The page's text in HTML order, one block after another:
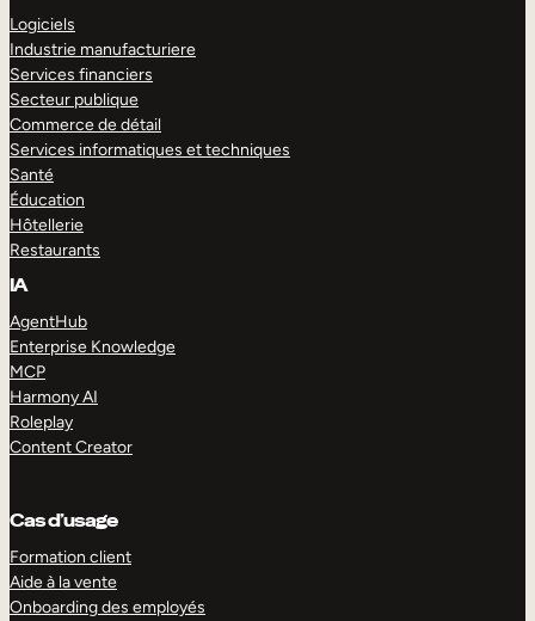
Logiciels
Industrie manufacturiere
Services financiers
Secteur publique
Commerce de détail
Services informatiques et techniques
Santé
Éducation
Hôtellerie
Restaurants
IA
AgentHub
Enterprise Knowledge
MCP
Harmony AI
Roleplay
Content Creator
Cas d’usage
Formation client
Aide à la vente
Onboarding des employés